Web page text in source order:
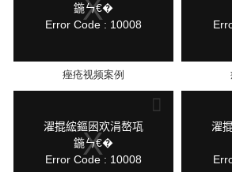
鍦ㄣ€�
Error Code : 10008棴
獥
痤疮视频案例
濯掍綋鏂囦欢涓嶅瓨
鍦ㄣ€�
Error Code : 10008
鍏
棴
濯